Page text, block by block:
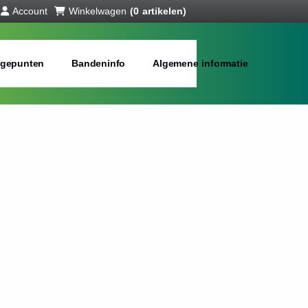
Account Winkelwagen (0 artikelen)
Bandeninfo Algemene informatie